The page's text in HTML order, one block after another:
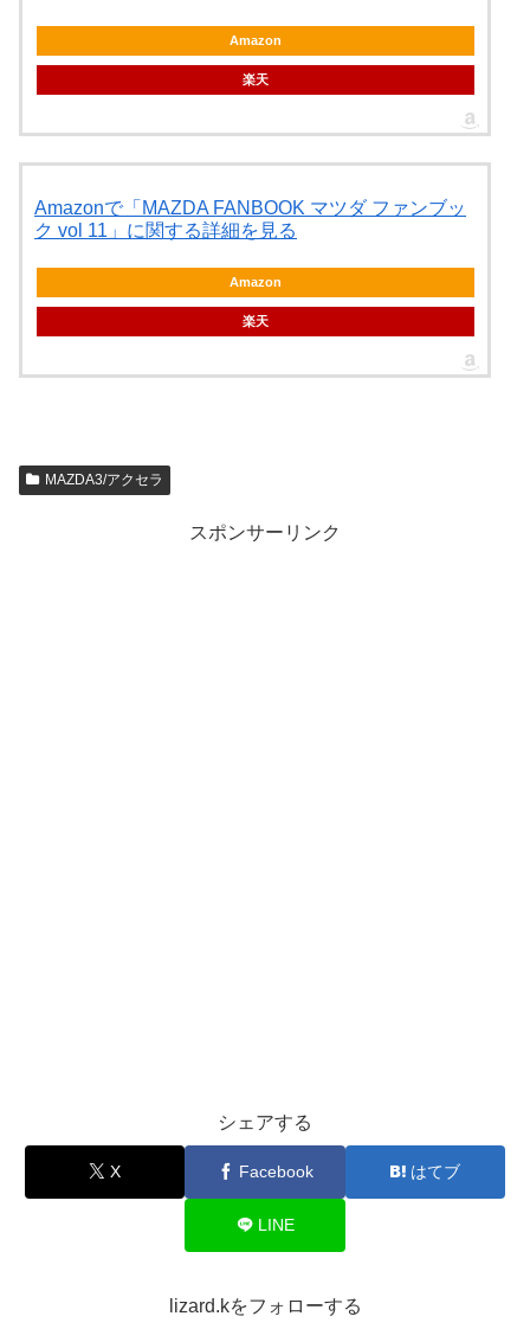
Amazon
楽天
Amazonで「MAZDA FANBOOK マツダ ファンブッ
ク vol 11」に関する詳細を見る
Amazon
楽天
MAZDA3/アクセラ
スポンサーリンク
シェアする
X Facebook はてブ
LINE
lizard.kをフォローする